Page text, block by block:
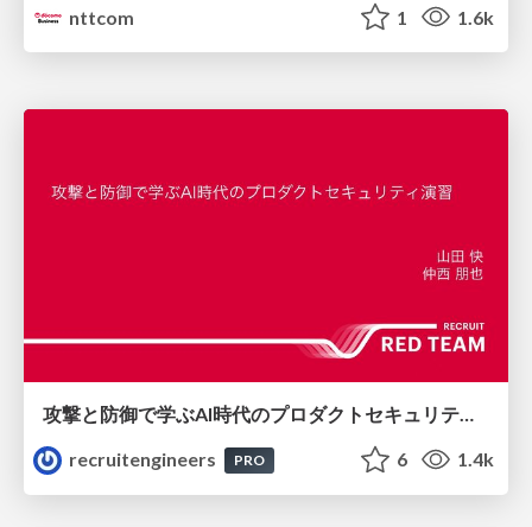
nttcom
1 1.6k
攻撃と防御で学ぶAI時代のプロダクトセキュリティ演習
recruitengineers
PRO 6 1.4k